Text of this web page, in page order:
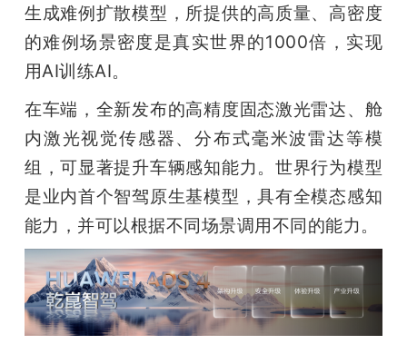
生成难例扩散模型，所提供的高质量、高密度
的难例场景密度是真实世界的1000倍，实现
用AI训练AI。
在车端，全新发布的高精度固态激光雷达、舱
内激光视觉传感器、分布式毫米波雷达等模
组，可显著提升车辆感知能力。世界行为模型
是业内首个智驾原生基模型，具有全模态感知
能力，并可以根据不同场景调用不同的能力。